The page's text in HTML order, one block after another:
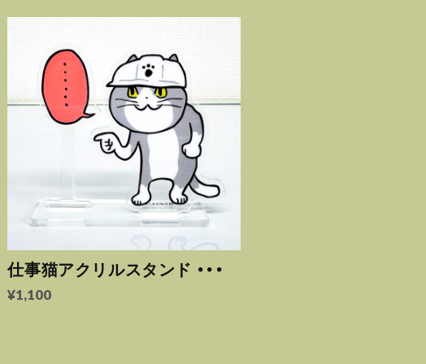
仕事猫アクリルスタンド ・・・
¥1,100